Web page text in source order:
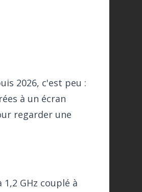
2026, c'est peu :
à un écran
regarder une
GHz couplé à